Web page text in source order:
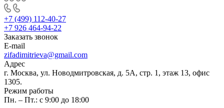
+7 (499) 112-40-27
+7 926 464-94-22
Заказать звонок
E-mail
zifadimitrieva@gmail.com
Адрес
г. Москва, ул. Новодмитровская, д. 5А, стр. 1, этаж 13, офис
1305.
Режим работы
Пн. – Пт.: с 9:00 до 18:00